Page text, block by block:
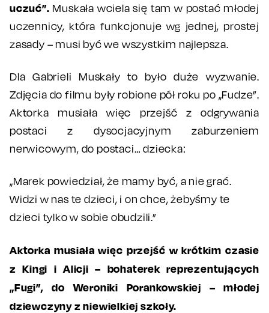
uczuć”. Muskała wciela się tam w postać młodej
uczennicy, która funkcjonuje wg jednej, prostej
zasady – musi być we wszystkim najlepsza.
Dla Gabrieli Muskały to było duże wyzwanie.
Zdjęcia do filmu były robione pół roku po „Fudze”.
Aktorka musiała więc przejść z odgrywania
postaci z dysocjacyjnym zaburzeniem
nerwicowym, do postaci… dziecka:
„Marek powiedział, że mamy być, a nie grać.
Widzi w nas te dzieci, i on chce, żebyśmy te
dzieci tylko w sobie obudzili.”
Aktorka musiała więc przejść w krótkim czasie
z Kingi i Alicji – bohaterek reprezentujących
„Fugi”, do Weroniki Porankowskiej – młodej
dziewczyny z niewielkiej szkoły.